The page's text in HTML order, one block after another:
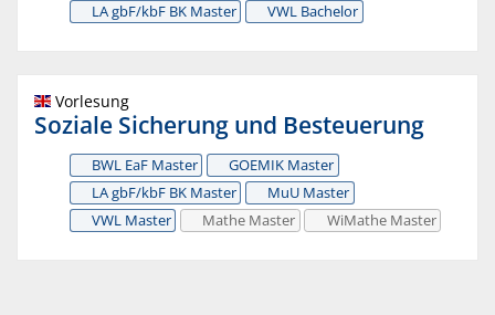
LA gbF/kbF BK Master
VWL Bachelor
Vorlesung
Soziale Sicherung und Besteuerung
BWL EaF Master
GOEMIK Master
LA gbF/kbF BK Master
MuU Master
VWL Master
Mathe Master WiMathe Master